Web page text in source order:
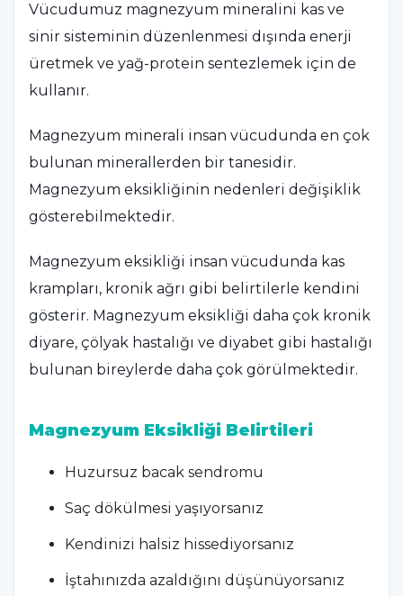
Vücudumuz magnezyum mineralini kas ve
sinir sisteminin düzenlenmesi dışında enerji
üretmek ve yağ-protein sentezlemek için de
kullanır.
Magnezyum minerali insan vücudunda en çok
bulunan minerallerden bir tanesidir.
Magnezyum eksikliğinin nedenleri değişiklik
gösterebilmektedir.
Magnezyum eksikliği insan vücudunda kas
krampları, kronik ağrı gibi belirtilerle kendini
gösterir. Magnezyum eksikliği daha çok kronik
diyare, çölyak hastalığı ve diyabet gibi hastalığı
bulunan bireylerde daha çok görülmektedir.
Magnezyum Eksikliği Belirtileri
Huzursuz bacak sendromu
Saç dökülmesi yaşıyorsanız
Kendinizi halsiz hissediyorsanız
İştahınızda azaldığını düşünüyorsanız